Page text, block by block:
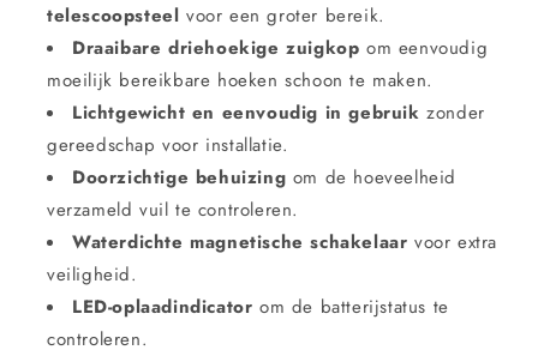
telescoopsteel voor een groter bereik.
Draaibare driehoekige zuigkop om eenvoudig
moeilijk bereikbare hoeken schoon te maken.
Lichtgewicht en eenvoudig in gebruik zonder
gereedschap voor installatie.
Doorzichtige behuizing om de hoeveelheid
verzameld vuil te controleren.
Waterdichte magnetische schakelaar voor extra
veiligheid.
LED-oplaadindicator om de batterijstatus te
controleren.